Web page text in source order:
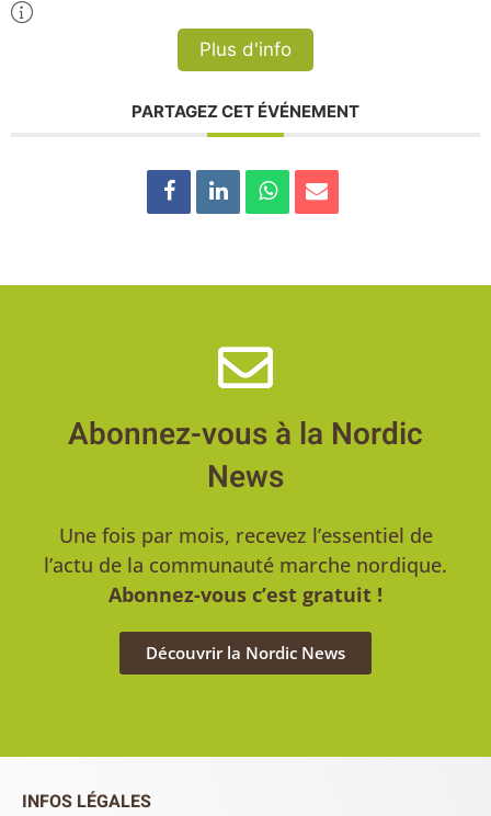
Plus d'info
PARTAGEZ CET ÉVÉNEMENT
Abonnez-vous à la Nordic
News
Une fois par mois, recevez l’essentiel de
l’actu de la communauté marche nordique.
Abonnez-vous c’est gratuit !
Découvrir la Nordic News
INFOS LÉGALES